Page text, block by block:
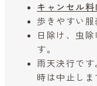
キャンセル
歩きやすい服
日除け、虫
す。
雨天決行で
時は中止し